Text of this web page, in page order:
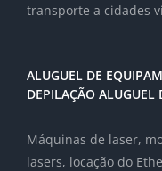
transporte a cidades
ALUGUEL DE
DEPILAÇÃO ALUGUEL
Máquinas de laser,
lasers, locação do